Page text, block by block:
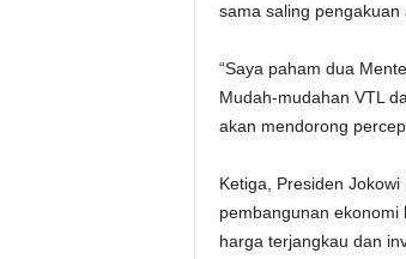
sama saling pengakuan
“Saya paham dua
Mudah-mudahan VTL
akan mendorong
Ketiga, Presiden
pembangunan ekonomi
harga terjangkau dan